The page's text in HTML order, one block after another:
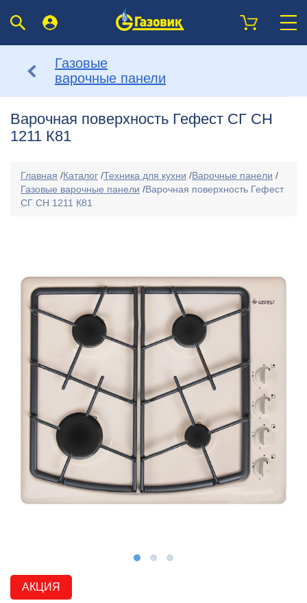
Газовые
варочные панели
Варочная поверхность Гефест СГ СН
1211 К81
Главная /Каталог /Техника для кухни /Варочные панели /
Газовые варочные панели /Варочная поверхность Гефест
СГ СН 1211 К81
АКЦИЯ